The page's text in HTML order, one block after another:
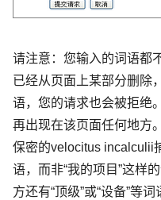
请注意：您输入的词语都
已经从页面上某部分删除
语，您的请求也会被拒绝
再出现在该页面任何地方
保密的velocitus incalculii
语，而非“我的项目”这样
方还有“顶级”或“设备”等